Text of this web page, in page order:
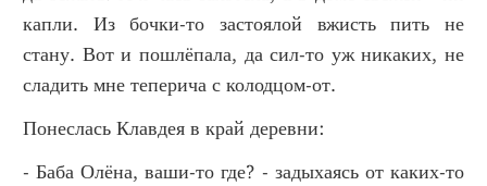
капли. Из бочки-то застоялой вжисть пить не
стану. Вот и пошлёпала, да сил-то уж никаких, не
сладить мне теперича с колодцом-от.
Понеслась Клавдея в край деревни:
- Баба Олёна, ваши-то где? - задыхаясь от каких-то